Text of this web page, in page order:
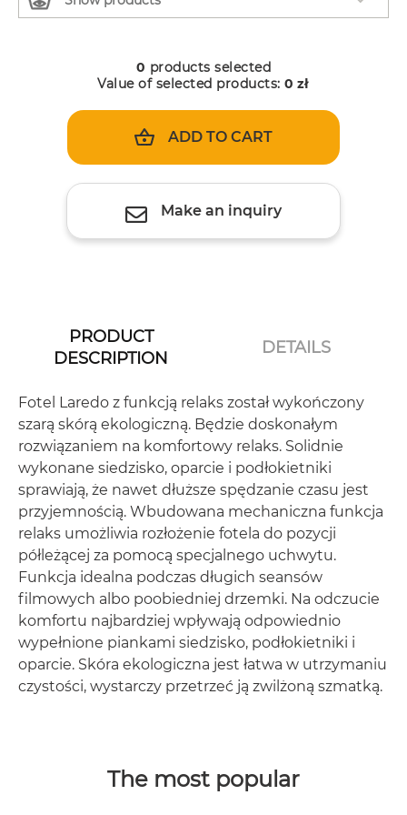
0 products selected
Value of selected products:0 zł
ADD TO CART
Make an inquiry
PRODUCT
DESCRIPTION
DETAILS
Fotel Laredo z funkcją relaks został wykończony
szarą skórą ekologiczną. Będzie doskonałym
rozwiązaniem na komfortowy relaks. Solidnie
wykonane siedzisko, oparcie i podłokietniki
sprawiają, że nawet dłuższe spędzanie czasu jest
przyjemnością. Wbudowana mechaniczna funkcja
relaks umożliwia rozłożenie fotela do pozycji
półleżącej za pomocą specjalnego uchwytu.
Funkcja idealna podczas długich seansów
filmowych albo poobiedniej drzemki. Na odczucie
komfortu najbardziej wpływają odpowiednio
wypełnione piankami siedzisko, podłokietniki i
oparcie. Skóra ekologiczna jest łatwa w utrzymaniu
czystości, wystarczy przetrzeć ją zwilżoną szmatką.
The most popular